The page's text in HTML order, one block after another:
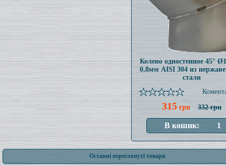
Колено одностенное 45°
0,8мм AISI 304 из
стали
315 грн 332 грн
Останні переглянуті товари